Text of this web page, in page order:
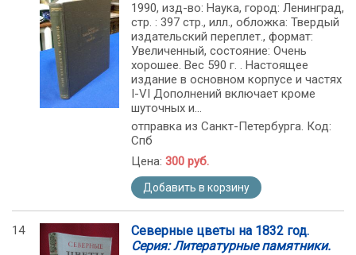
1990, изд-во: Наука, город: Ленинград,
стр. : 397 стр., илл., обложка: Твердый
издательский переплет., формат:
Увеличенный, состояние: Очень
хорошее. Вес 590 г. . Настоящее
издание в основном корпусе и частях
I-VI Дополнений включает кроме
шуточных и...
отправка из Санкт-Петербурга. Код:
Спб
Цена: 300 руб.
Добавить в корзину
14
Северные цветы на 1832 год.
Серия: Литературные памятники.